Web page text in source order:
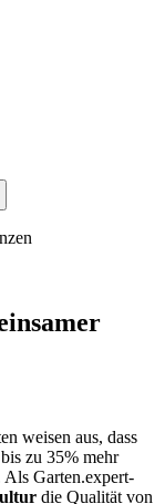
weisen aus, dass
bis zu 35% mehr
Als Garten.expert-
die Qualität von